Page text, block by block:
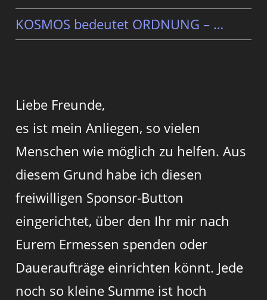
KOSMOS bedeutet ORDNUNG – …
Liebe Freunde,
es ist mein Anliegen, so vielen
Menschen wie möglich zu helfen. Aus
diesem Grund habe ich diesen
freiwilligen Sponsor-Button
eingerichtet, über den Ihr mir nach
Eurem Ermessen spenden oder
Daueraufträge einrichten könnt. Jede
noch so kleine Summe ist hoch